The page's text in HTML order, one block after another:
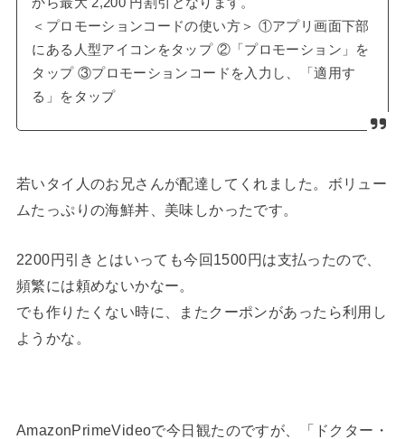
＜プロモーションコードの使い方＞ ①アプリ画面下部
にある人型アイコンをタップ ②「プロモーション」を
タップ ③プロモーションコードを入力し、「適用す
る」をタップ
若いタイ人のお兄さんが配達してくれました。ボリュー
ムたっぷりの海鮮丼、美味しかったです。
2200円引きとはいっても今回1500円は支払ったので、
頻繁には頼めないかなー。
でも作りたくない時に、またクーポンがあったら利用し
ようかな。
AmazonPrimeVideoで今日観たのですが、「ドクター・